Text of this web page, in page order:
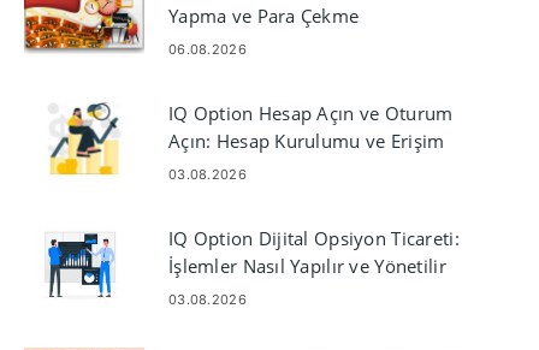
Yapma ve Para Çekme
06.08.2026
IQ Option Hesap Açın ve Oturum
Açın: Hesap Kurulumu ve Erişim
03.08.2026
IQ Option Dijital Opsiyon Ticareti:
İşlemler Nasıl Yapılır ve Yönetilir
03.08.2026